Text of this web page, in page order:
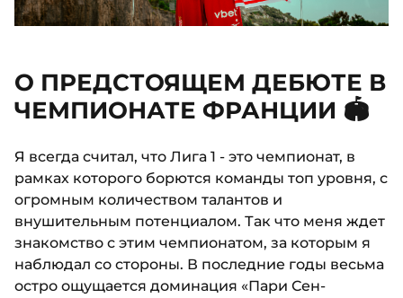
О ПРЕДСТОЯЩЕМ ДЕБЮТЕ В
ЧЕМПИОНАТЕ ФРАНЦИИ 🏟️
Я всегда считал, что Лига 1 - это чемпионат, в
рамках которого борются команды топ уровня, с
огромным количеством талантов и
внушительным потенциалом. Так что меня ждет
знакомство с этим чемпионатом, за которым я
наблюдал со стороны. В последние годы весьма
остро ощущается доминация «Пари Сен-